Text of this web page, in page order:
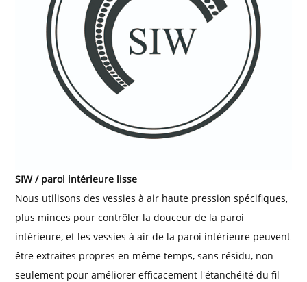
SIW / paroi intérieure lisse
Nous utilisons des vessies à air haute pression spécifiques,
plus minces pour contrôler la douceur de la paroi
intérieure, et les vessies à air de la paroi intérieure peuvent
être extraites propres en même temps, sans résidu, non
seulement pour améliorer efficacement l'étanchéité du fil